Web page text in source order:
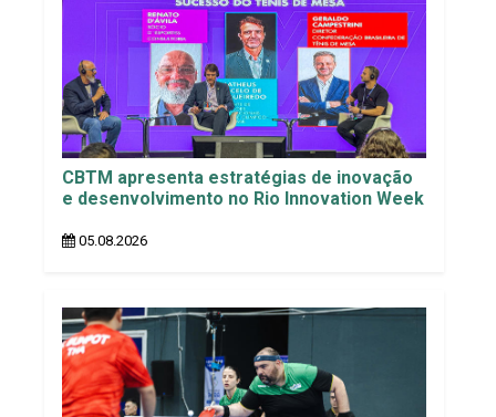
CBTM apresenta estratégias de inovação
e desenvolvimento no Rio Innovation Week
05.08.2026